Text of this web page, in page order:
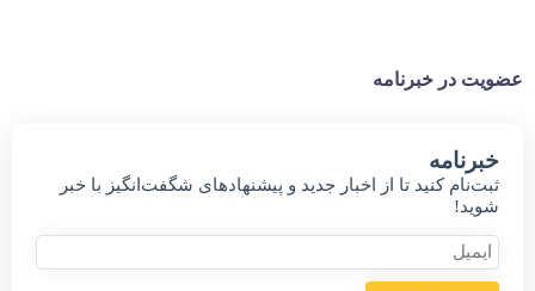
عضویت در خبرنامه
خبر‌نامه
ثبت‌نام کنید تا از اخبار جدید و پیشنهاد‌های شگفت‌انگیز با خبر
شوید!